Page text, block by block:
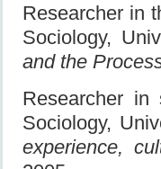
Researcher in
Sociology,
and the
Researcher in
Sociology,
experience,